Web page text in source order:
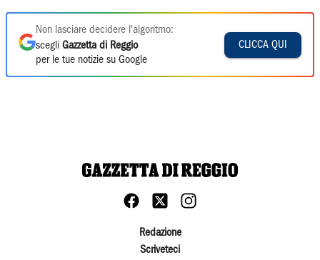
Non lasciare decidere l'algoritmo:
scegli Gazzetta di Reggio
per le tue notizie su Google
CLICCA QUI
Redazione
Scriveteci